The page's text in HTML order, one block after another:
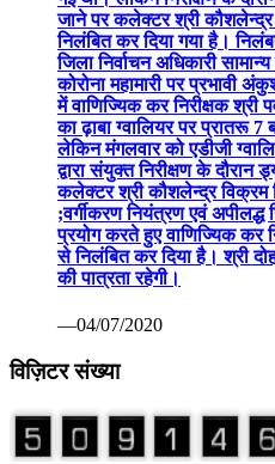
जाने पर कलेक्टर श्री
निलंबित कर दिया गया है।
जिला निर्वाचन अधिकारी
कोरोना महामारी पर प्रभावी
में वाणिज्यिक कर निरीक्षक श्री
का ढ़ाबा ग्वालियर पर प्रातरू
लेकिन मंगलवार को एडीजी
द्वारा संयुक्त निरीक्षण के
कलेक्टर श्री कौशलेन्द्र विक्रम
;वर्गीकरण नियंत्रण एवं अपीलद्ध
प्रयोग करते हुए वाणिज्यिक कर
से निलंबित कर दिया है। श्री
की पात्रता रहेगी।
—04/07/2020
विज़िटर संख्या